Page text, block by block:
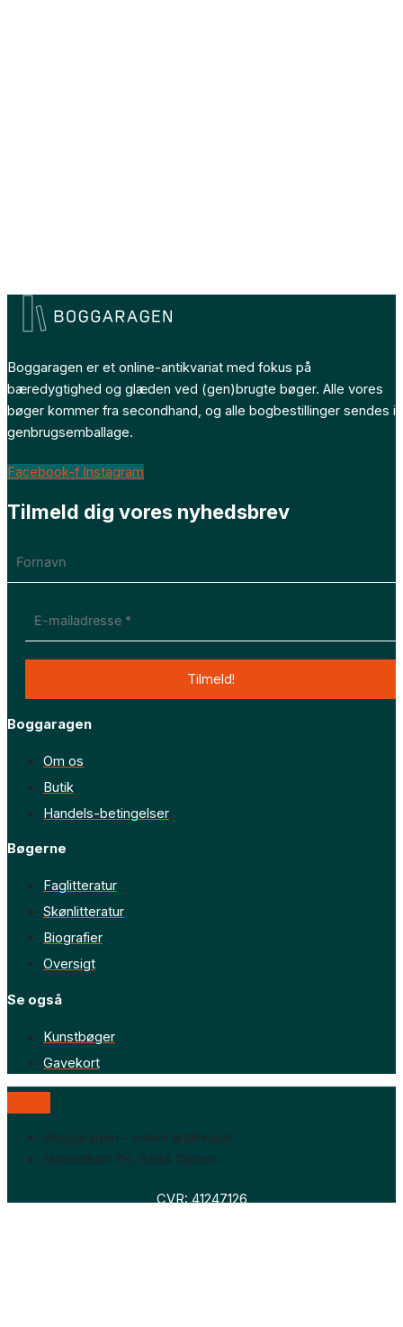
Boggaragen er et online-antikvariat med fokus på
bæredygtighed og glæden ved (gen)brugte bøger. Alle vores
bøger kommer fra secondhand, og alle bogbestillinger sendes i
genbrugsemballage.
Facebook-f Instagram
Tilmeld dig vores nyhedsbrev
Boggaragen
Om os
Butik
Handels-betingelser
Bøgerne
Faglitteratur
Skønlitteratur
Biografier
Oversigt
Se også
Kunstbøger
Gavekort
Boggaragen – online antikvariat
Marktoften 7H, 8464 Galten
CVR: 41247126